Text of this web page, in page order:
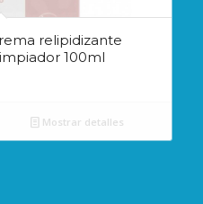
relipidizante
100ml
Mostrar detalles